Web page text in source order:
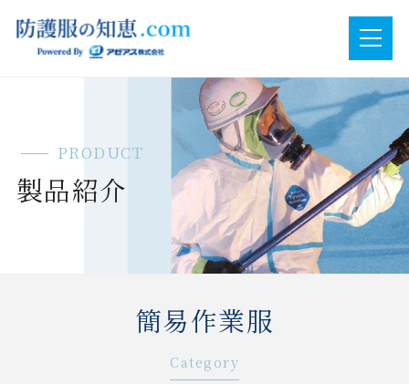
PRODUCT
製品紹介
簡易作業服
Category